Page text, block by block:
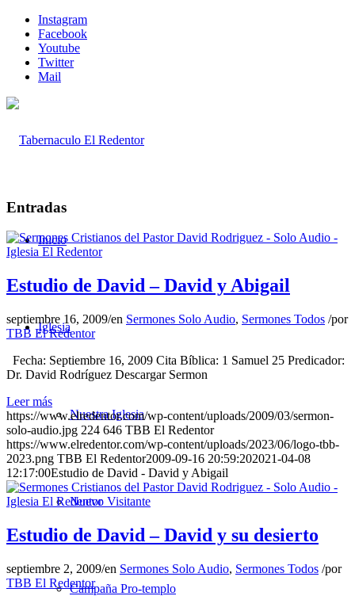
Instagram
Facebook
Youtube
Twitter
Mail
Inicio
Iglesia
Nuestra Iglesia
Nuevo Visitante
Campaña Pro-templo
Entradas
Estudio de David – David y Abigail
septiembre 16, 2009/en Sermones Solo Audio, Sermones Todos /por
TBB El Redentor
Fecha: Septiembre 16, 2009 Cita Bíblica: 1 Samuel 25 Predicador:
Dr. David Rodríguez Descargar Sermon
Leer más
https://www.elredentor.com/wp-content/uploads/2009/03/sermon-
solo-audio.jpg 224 646 TBB El Redentor
https://www.elredentor.com/wp-content/uploads/2023/06/logo-tbb-
2023.png TBB El Redentor2009-09-16 20:59:202021-04-08
12:17:00Estudio de David - David y Abigail
Estudio de David – David y su desierto
septiembre 2, 2009/en Sermones Solo Audio, Sermones Todos /por
TBB El Redentor